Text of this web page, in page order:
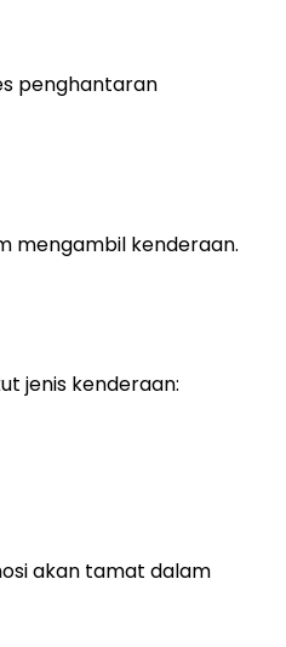
penghantaran
mengambil kenderaan.
jenis kenderaan:
akan tamat dalam